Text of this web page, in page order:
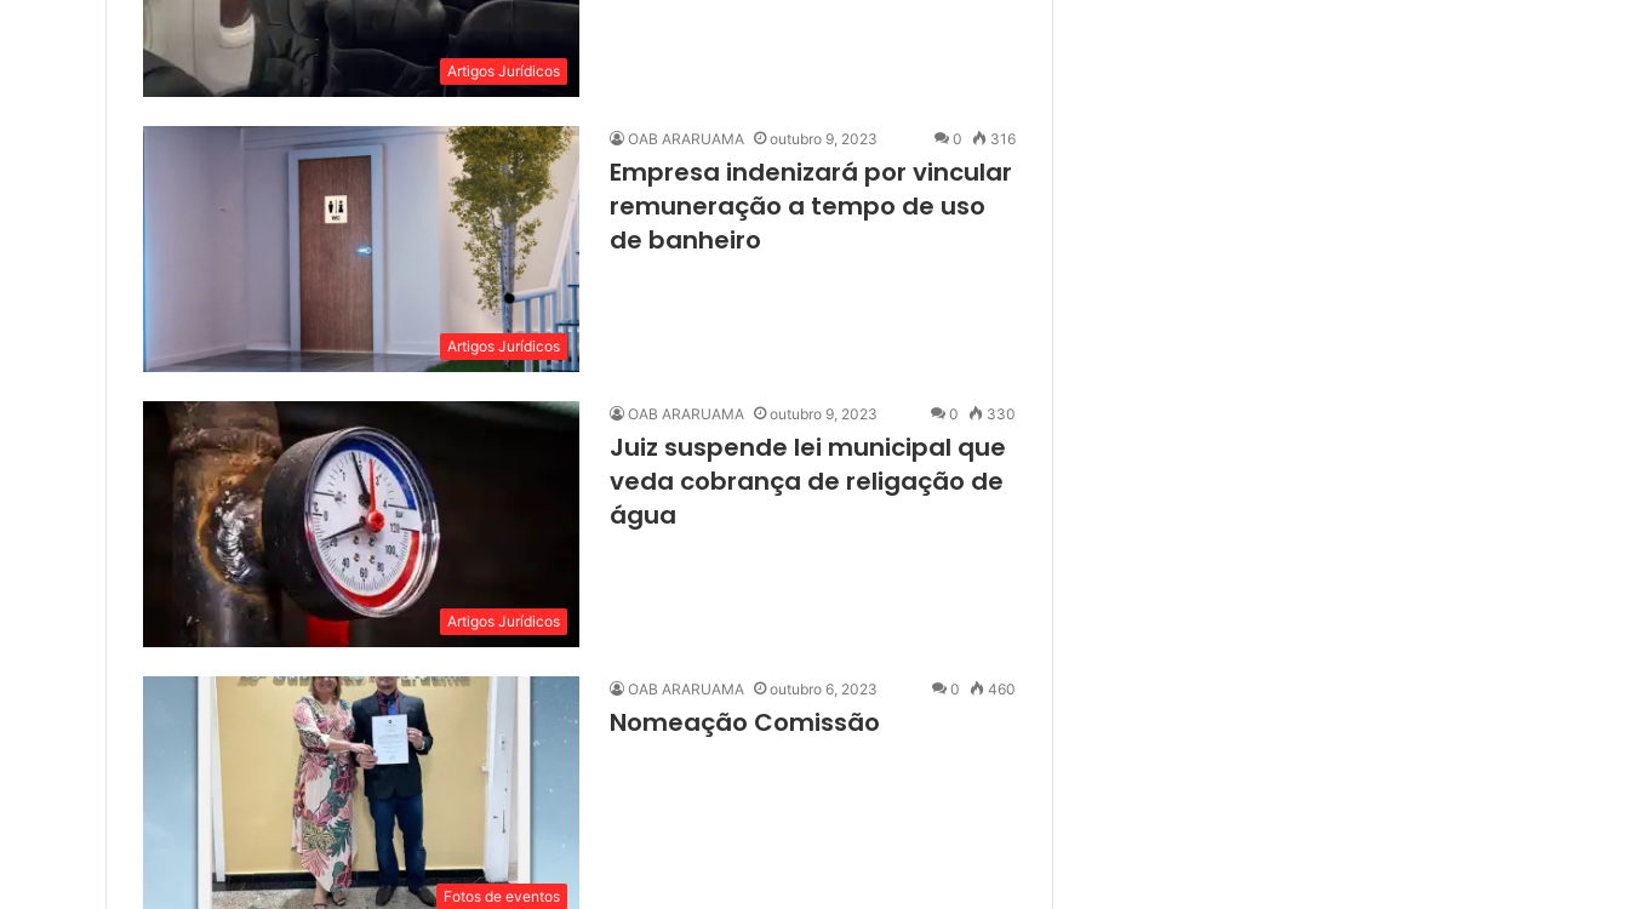
Artigos Jurídicos
Artigos Jurídicos
OAB ARARUAMA outubro 9, 2023 0 316
Empresa indenizará por vincular
remuneração a tempo de uso
de banheiro
Artigos Jurídicos
OAB ARARUAMA outubro 9, 2023 0 330
Juiz suspende lei municipal que
veda cobrança de religação de
água
Fotos de eventos
OAB ARARUAMA outubro 6, 2023 0 460
Nomeação Comissão